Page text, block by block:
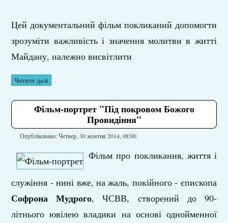
Цей документальний фільм покликаний допомогти
зрозуміти важливість і значення молитви в житті
Майдану, належно висвітлити
Читати далі
Фільм-портрет "Під покровом Божого
Провидіння"
Опубліковано: Четвер, 30 жовтня 2014, 08:00
Фільм про покликання, життя і
служіння - нині вже, на жаль, покійного - єпископа
Софрона Мудрого, ЧСВВ, створений до 90-
літнього ювілею владики на основі однойменної